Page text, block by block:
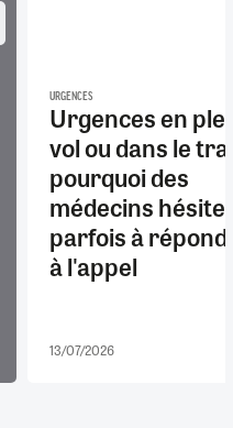
URGENCES
Urgences en
vol ou dans le
pourquoi des
médecins
parfois à
à l'appel
13/07/2026